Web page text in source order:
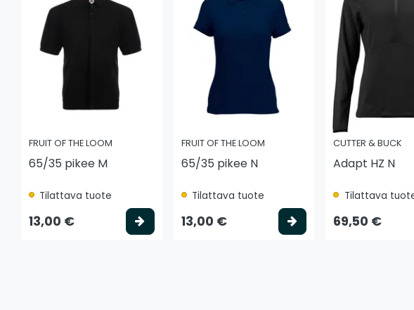
FRUIT OF THE LOOM
65/35 pikee M
Tilattava tuote
13,00 € Valitse vaihtoehto
FRUIT OF THE LOOM
65/35 pikee N
Tilattava tuote
13,00 € Valitse vaihtoehto
CUTTER & BUCK
Adapt HZ N
Tilattava
69,50 €